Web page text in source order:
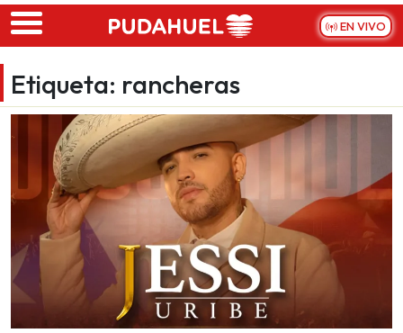
Skip to main content
EN VIVO
Etiqueta: rancheras